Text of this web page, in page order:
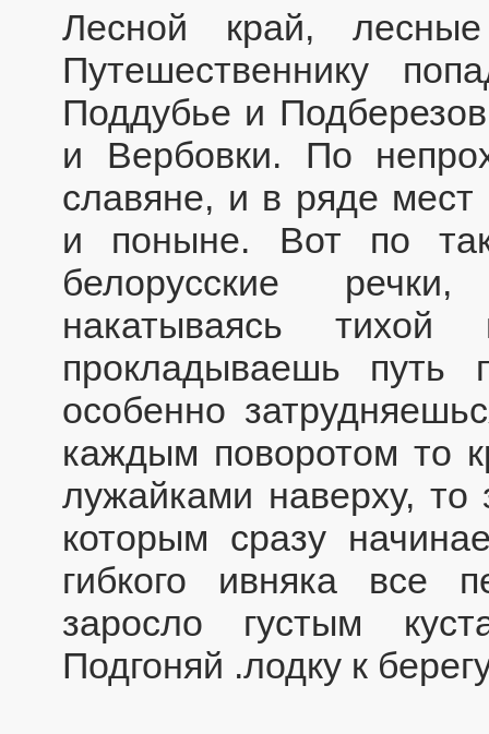
Лесной край,
Путешественнику
Поддубье и
и Вербовки. По
славяне, и в ряде
и поныне. Вот по
белорусские
накатываясь
прокладываешь
особенно
каждым поворотом то
лужайками наверху,
которым сразу
гибкого ивняка все
заросло густым
Подгоняй .лодку к